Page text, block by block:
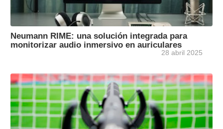
Neumann RIME: una solución integrada para
monitorizar audio inmersivo en auriculares
28 abril 2025